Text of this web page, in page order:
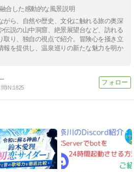
合した感動的な風景説明
がら、自然や歴史、文化に触れる旅の奥深
伝説の山中洞窟、絶景展望台など、訪れる
取り、独自の視点で紹介。冒険心を掻き立
報を提供し、温泉巡りの新たな魅力を明か
間IN:1825